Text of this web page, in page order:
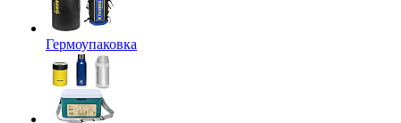
Гермоупаковка